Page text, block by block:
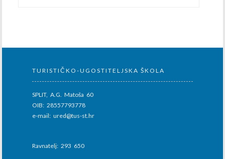
TURISTIČKO-UGOSTITELJSKA ŠKOLA
SPLIT, A.G. Matoša 60
OIB: 28557793778
e-mail: ured@tus-st.hr
Ravnatelj: 293 650